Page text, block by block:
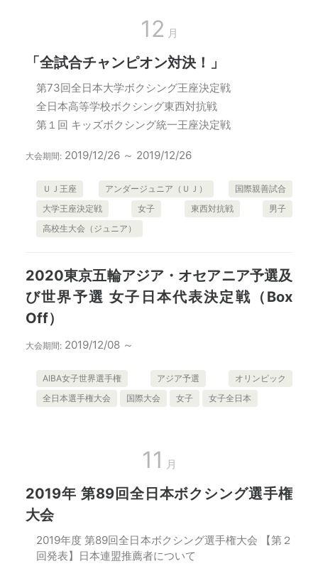
12 月
「全試合チャンピオン対決！」
第73回全日本大学ボクシング王座決定戦
全日本高等学校ボクシング東西対抗戦
第１回 キッズボクシング統一王座決定戦
大会期間: 2019/12/26 ～ 2019/12/26
ＵＪ王座 アンダージュニア（ＵＪ）
国際親善試合
大学王座決定戦
女子 東西対抗戦
男子
高校生大会（ジュニア）
2020東京五輪アジア・オセアニア予選及
び世界予選 女子日本代表決定戦（Box
Off）
大会期間: 2019/12/08 ～
AIBA女子世界選手権 アジア予選
オリンピック
全日本選手権大会
国際大会 女子 女子全日本
11 月
2019年 第89回全日本ボクシング選手権
大会
2019年度 第89回全日本ボクシング選手権大会 【第２
回発表】日本連盟推薦者について